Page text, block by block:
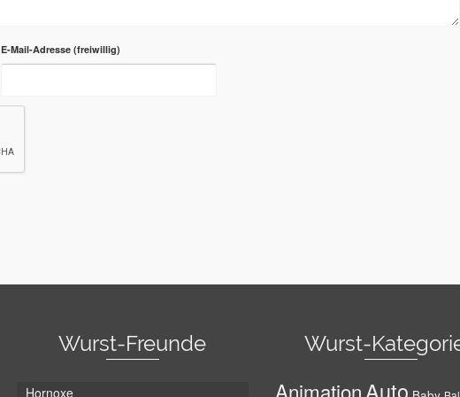
E-Mail-Adresse
Wurst-Freunde
Hornoxe
Wurst-
AnimationAuto